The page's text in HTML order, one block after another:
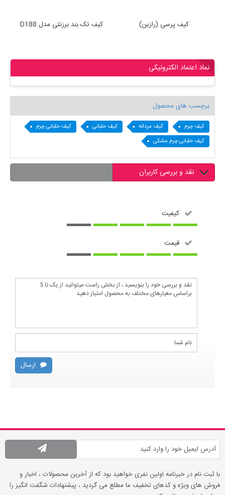
کیف تک بند برزنتی مدل D188 کیف پرسی (رازین)
نماد اعتماد الکترونیکی
برچسب های محصول
کیف چرم کیف مردانه کیف خلبانی
کیف خلبانی چرم
کیف خلبانی چرم مشکی
نقد و بررسی کاربران
کیفیت
قیمت
ارسال
با ثبت نام در خبرنامه اولین نفری خواهید بود که از آخرین محصولات ، اخبار و
فروش های ویژه و کدهای تخفیف ما مطلع می گردید ، پیشنهادات شگفت انگیز را